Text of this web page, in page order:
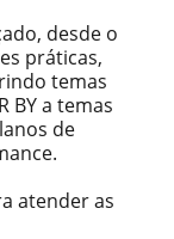
desde o
práticas,
temas
BY a temas
de
atender as